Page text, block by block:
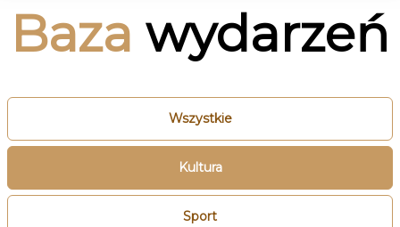
Baza wydarzeń
Wszystkie
Kultura
Sport